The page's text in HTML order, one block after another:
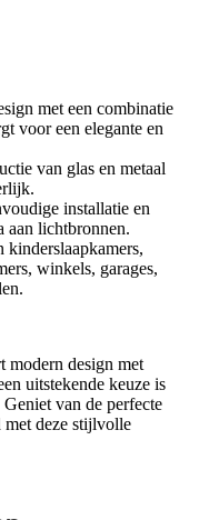
met een combinatie
voor een elegante en
van glas en metaal
installatie en
aan lichtbronnen.
winkels, garages,
modern design met
uitstekende keuze is
van de perfecte
met deze stijlvolle